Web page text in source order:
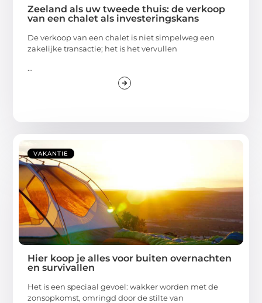
Zeeland als uw tweede thuis: de verkoop
van een chalet als investeringskans
De verkoop van een chalet is niet simpelweg een
zakelijke transactie; het is het vervullen
...
VAKANTIE
Hier koop je alles voor buiten overnachten
en survivallen
Het is een speciaal gevoel: wakker worden met de
zonsopkomst, omringd door de stilte van